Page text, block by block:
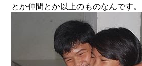
とか仲間とか以上のものなんです。